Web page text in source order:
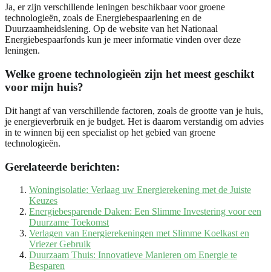
Ja, er zijn verschillende leningen beschikbaar voor groene
technologieën, zoals de Energiebespaarlening en de
Duurzaamheidslening. Op de website van het Nationaal
Energiebespaarfonds kun je meer informatie vinden over deze
leningen.
Welke groene technologieën zijn het meest geschikt
voor mijn huis?
Dit hangt af van verschillende factoren, zoals de grootte van je huis,
je energieverbruik en je budget. Het is daarom verstandig om advies
in te winnen bij een specialist op het gebied van groene
technologieën.
Gerelateerde berichten:
Woningisolatie: Verlaag uw Energierekening met de Juiste
Keuzes
Energiebesparende Daken: Een Slimme Investering voor een
Duurzame Toekomst
Verlagen van Energierekeningen met Slimme Koelkast en
Vriezer Gebruik
Duurzaam Thuis: Innovatieve Manieren om Energie te
Besparen